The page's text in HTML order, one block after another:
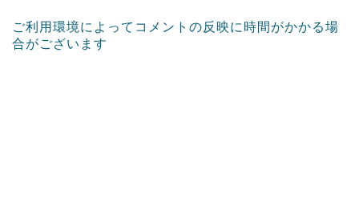
ご利用環境によってコメントの反映に時間がかかる場
合がございます